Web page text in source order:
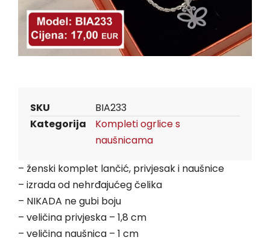
SKU BIA233
Kategorija
Kompleti ogrlice s
naušnicama
– ženski komplet lančić, privjesak i naušnice
– izrada od nehrđajućeg čelika
– NIKADA ne gubi boju
– veličina privjeska – 1,8 cm
– veličina naušnica – 1 cm